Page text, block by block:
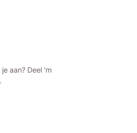
aan? Deel 'm